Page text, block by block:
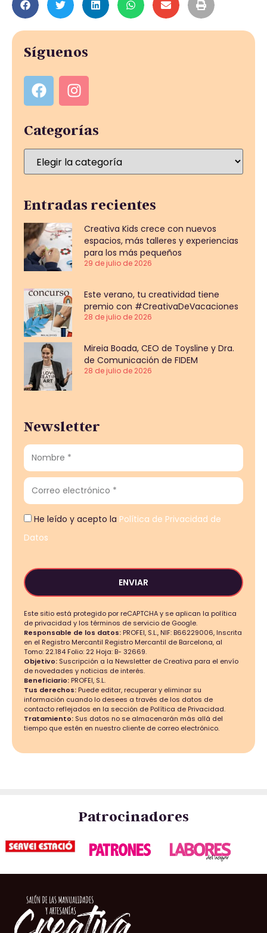
Síguenos
Categorías
Entradas recientes
Creativa Kids crece con nuevos
espacios, más talleres y experiencias
para los más pequeños
29 de julio de 2026
Este verano, tu creatividad tiene
premio con #CreativaDeVacaciones
28 de julio de 2026
Mireia Boada, CEO de Toysline y Dra.
de Comunicación de FIDEM
28 de julio de 2026
Newsletter
He leído y acepto la Política de Privacidad de
Datos
ENVIAR
Este sitio está protegido por reCAPTCHA y se aplican la política
de privacidad y los términos de servicio de Google.
Responsable de los datos: PROFEI, S.L., NIF: B66229006, Inscrita
en el Registro Mercantil Registro Mercantil de Barcelona, al
Tomo: 22.184 Folio: 22 Hoja: B- 32669.
Objetivo: Suscripción a la Newsletter de Creativa para el envío
de novedades y noticias de interés.
Beneficiario: PROFEI, S.L.
Tus derechos: Puede editar, recuperar y eliminar su
información cuando lo desees a través de los datos de
contacto reflejados en la sección de Política de Privacidad.
Tratamiento: Sus datos no se almacenarán más allá del
tiempo que estén en nuestro cliente de correo electrónico.
Patrocinadores